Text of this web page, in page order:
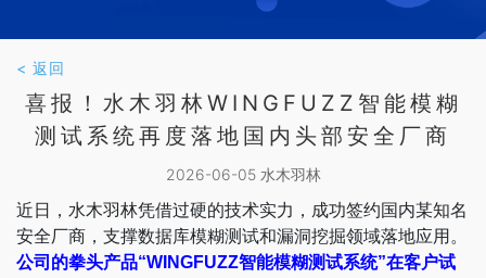
< 返回
喜报！水木羽林WINGFUZZ智能模糊
测试系统再度落地国内头部安全厂商
2026-06-05 水木羽林
近日，水木羽林凭借过硬的技术实力，成功签约国内某知名
安全厂商，支撑数据库模糊测试和漏洞挖掘领域落地应用。
公司的拳头产品“WINGFUZZ智能模糊测试系统”在客户试